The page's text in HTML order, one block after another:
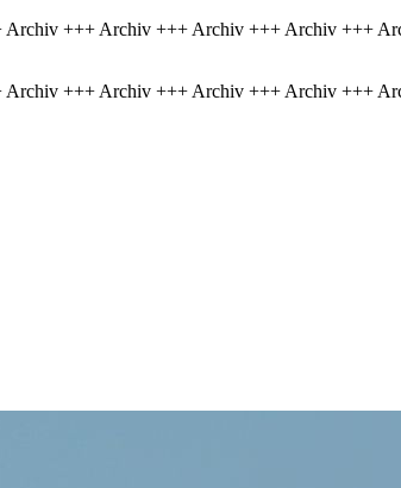
+++ Archiv +++ Archiv +++ Archiv +++
+++ Archiv +++ Archiv +++ Archiv +++